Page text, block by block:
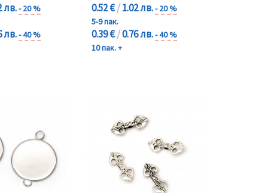
лв.- 20 %
лв.- 40 %
0.52 €/1.02 лв.- 20 %
5-9 пак.
0.39 €/0.76 лв.- 40 %
10 пак. +